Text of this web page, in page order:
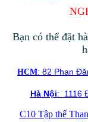
Bạn có thể đặt
HCM: 82 Phan
Hà Nội: 1116
C10 Tập thể